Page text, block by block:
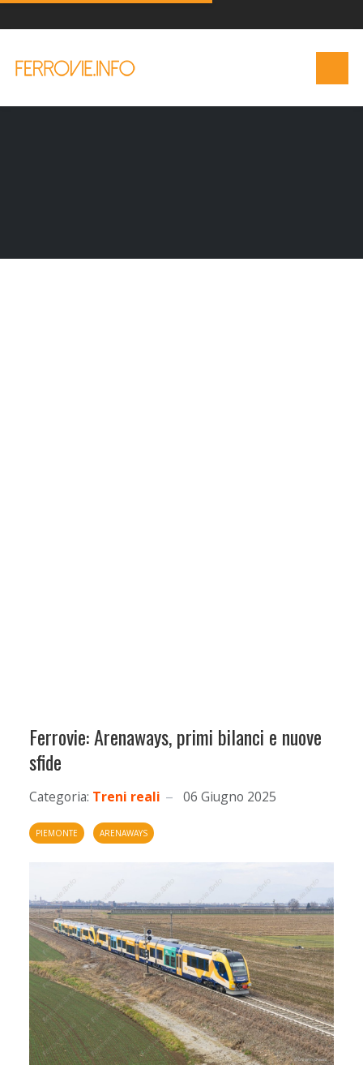
Ferrovie: Arenaways, primi bilanci e nuove
sfide
Categoria: Treni reali 06 Giugno 2025
PIEMONTE ARENAWAYS